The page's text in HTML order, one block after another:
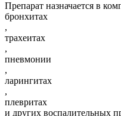
Препарат назначается в
бронхитах
,
трахеитах
,
пневмонии
,
ларингитах
,
плевритах
и других воспалительных